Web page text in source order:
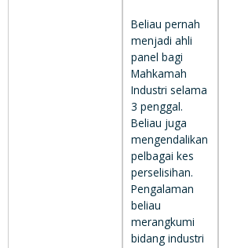
Beliau pernah
menjadi ahli
panel bagi
Mahkamah
Industri selama
3 penggal.
Beliau juga
mengendalikan
pelbagai kes
perselisihan.
Pengalaman
beliau
merangkumi
bidang industri